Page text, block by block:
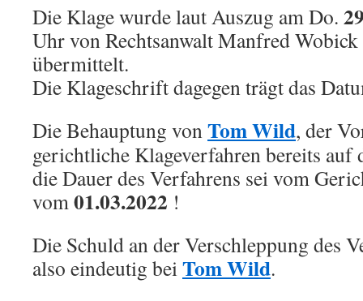
Die Klage wurde laut Auszug am Do.
Uhr von Rechtsanwalt Manfred
übermittelt.
Die Klageschrift dagegen trägt das
Die Behauptung vonTom Wild, der
gerichtliche Klageverfahren bereits auf
die Dauer des Verfahrens sei vom
vom01.03.2022 !
Die Schuld an der Verschleppung des
also eindeutig beiTom Wild.